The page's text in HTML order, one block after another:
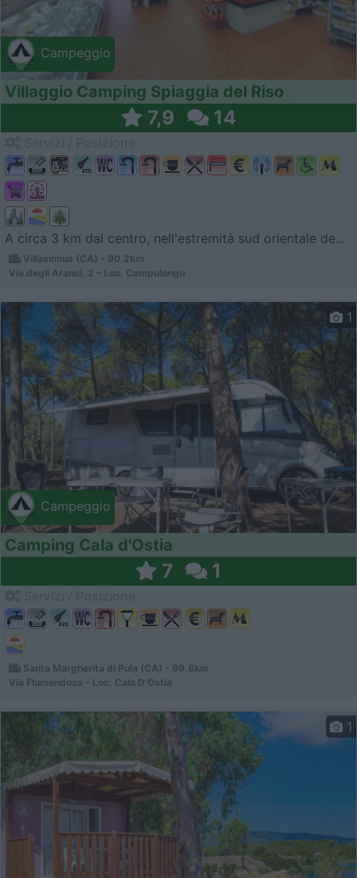
Campeggio
Villaggio Camping Spiaggia del Riso
7,9 14
A circa 3 km dal centro, nell'estremità sud orientale de...
Villasimius (CA) - 90.2km
Via degli Aranci, 2 – Loc. Campulongu
Campeggio
1
Camping Cala d'Ostia
7 1
Santa Margherita di Pula (CA) - 99.6km
Via Flumendosa - Loc. Cala D'Ostia
1